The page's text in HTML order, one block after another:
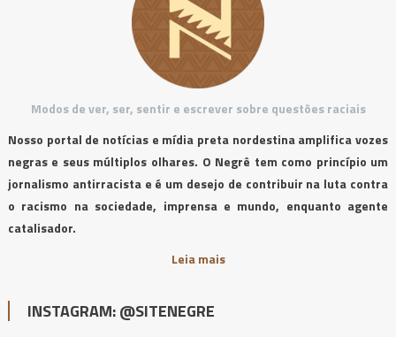
Modos de ver, ser, sentir e escrever sobre questões raciais
Nosso portal de notícias e mídia preta nordestina amplifica vozes
negras e seus múltiplos olhares. O Negrê tem como princípio um
jornalismo antirracista e é um desejo de contribuir na luta contra
o racismo na sociedade, imprensa e mundo, enquanto agente
catalisador.
Leia mais
INSTAGRAM: @SITENEGRE